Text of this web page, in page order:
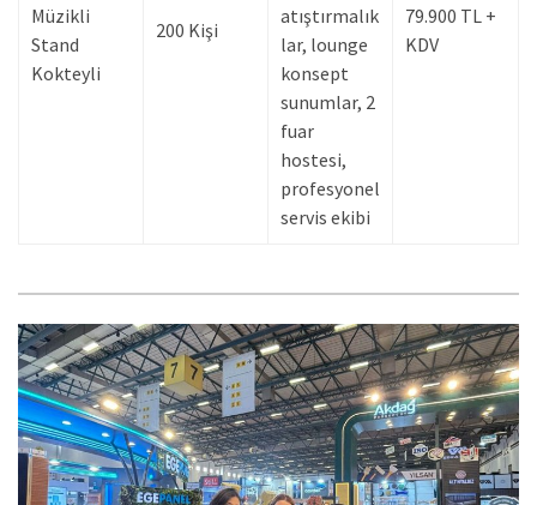
Müzikli
Stand
Kokteyli
200 Kişi
atıştırmalık
lar, lounge
konsept
sunumlar, 2
fuar
hostesi,
profesyonel
servis ekibi
79.900 TL +
KDV